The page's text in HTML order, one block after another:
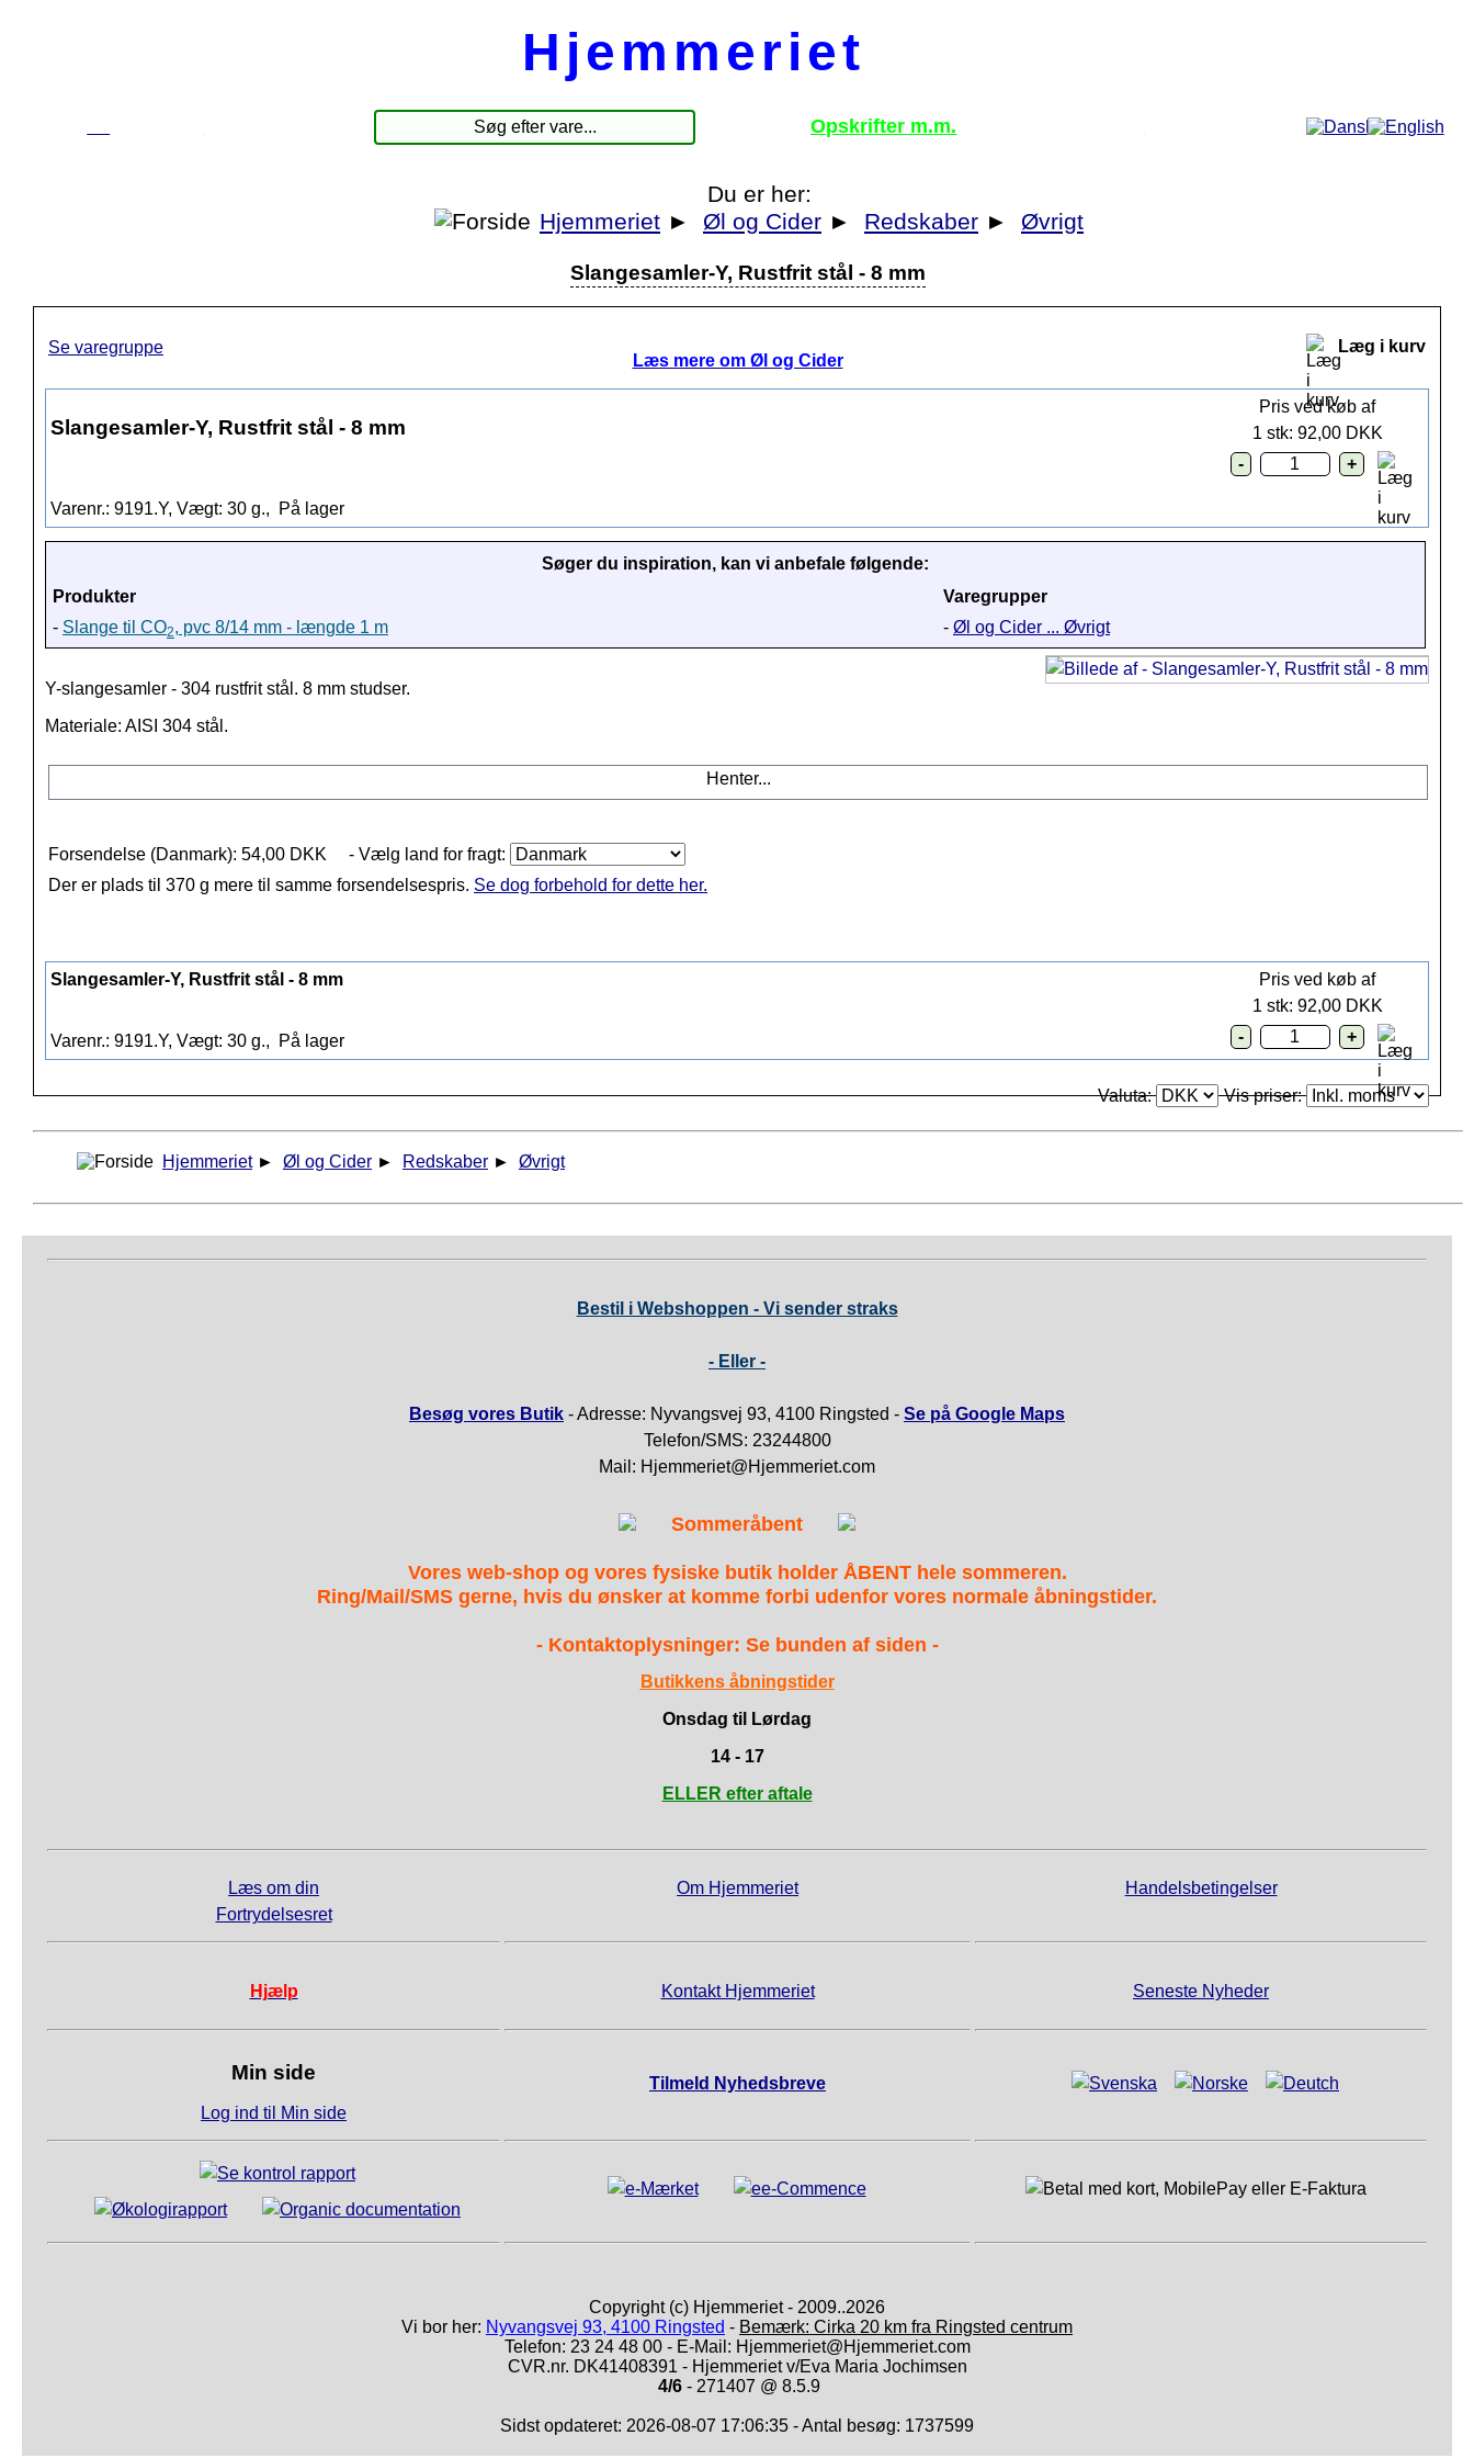
Hjemmeriet
Opskrifter m.m.
Du er her:
Hjemmeriet ► Øl og Cider ► Redskaber ► Øvrigt
Slangesamler-Y, Rustfrit stål - 8 mm
Se varegruppe
Læs mere om Øl og Cider
Læg i kurv
Slangesamler-Y, Rustfrit stål - 8 mm
Varenr.: 9191.Y, Vægt: 30 g., På lager
Pris ved køb af
1 stk: 92,00 DKK
Søger du inspiration, kan vi anbefale følgende:
Produkter
Varegrupper
- Slange til CO2, pvc 8/14 mm - længde 1 m - Øl og Cider ... Øvrigt
Y-slangesamler - 304 rustfrit stål. 8 mm studser.
Materiale: AISI 304 stål.
Henter...
Forsendelse (Danmark): 54,00 DKK
- Vælg land for fragt:
Der er plads til 370 g mere til samme forsendelsespris. Se dog forbehold for dette her.
Slangesamler-Y, Rustfrit stål - 8 mm
Varenr.: 9191.Y, Vægt: 30 g., På lager
Pris ved køb af
1 stk: 92,00 DKK
Valuta: Vis priser:
Hjemmeriet ► Øl og Cider ► Redskaber ► Øvrigt
Bestil i Webshoppen - Vi sender straks
- Eller -
Besøg vores Butik - Adresse: Nyvangsvej 93, 4100 Ringsted - Se på Google Maps
Telefon/SMS: 23244800
Mail: Hjemmeriet@Hjemmeriet.com
Sommeråbent
Vores web-shop og vores fysiske butik holder ÅBENT hele sommeren.
Ring/Mail/SMS gerne, hvis du ønsker at komme forbi udenfor vores normale åbningstider.
- Kontaktoplysninger: Se bunden af siden -
Butikkens åbningstider
Onsdag til Lørdag
14 - 17
ELLER efter aftale
Læs om din
Fortrydelsesret
Om Hjemmeriet Handelsbetingelser
Hjælp Kontakt Hjemmeriet Seneste Nyheder
Min side
Log ind til Min side
Tilmeld Nyhedsbreve
Copyright (c) Hjemmeriet - 2009..2026
Vi bor her: Nyvangsvej 93, 4100 Ringsted - Bemærk: Cirka 20 km fra Ringsted centrum
Telefon: 23 24 48 00 - E-Mail: Hjemmeriet@Hjemmeriet.com
CVR.nr. DK41408391 - Hjemmeriet v/Eva Maria Jochimsen
4/6 - 271407 @ 8.5.9
Sidst opdateret: 2026-08-07 17:06:35 - Antal besøg: 1737599